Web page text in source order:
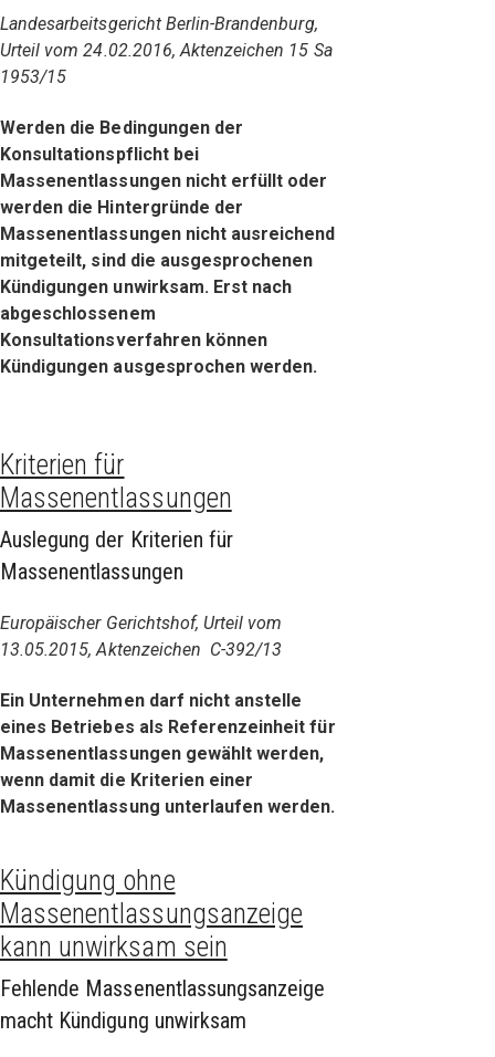
Landesarbeitsgericht Berlin-Brandenburg,
Urteil vom 24.02.2016, Aktenzeichen 15 Sa
1953/15
Werden die Bedingungen der
Konsultationspflicht bei
Massenentlassungen nicht erfüllt oder
werden die Hintergründe der
Massenentlassungen nicht ausreichend
mitgeteilt, sind die ausgesprochenen
Kündigungen unwirksam. Erst nach
abgeschlossenem
Konsultationsverfahren können
Kündigungen ausgesprochen werden.
Kriterien für
Massenentlassungen
Auslegung der Kriterien für
Massenentlassungen
Europäischer Gerichtshof, Urteil vom
13.05.2015, Aktenzeichen C-392/13
Ein Unternehmen darf nicht anstelle
eines Betriebes als Referenzeinheit für
Massenentlassungen gewählt werden,
wenn damit die Kriterien einer
Massenentlassung unterlaufen werden.
Kündigung ohne
Massenentlassungsanzeige
kann unwirksam sein
Fehlende Massenentlassungsanzeige
macht Kündigung unwirksam